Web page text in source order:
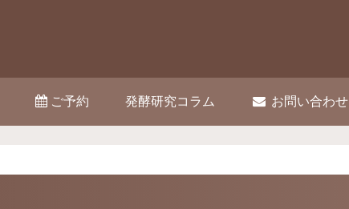
ご予約 発酵研究コラム お問い合わせ